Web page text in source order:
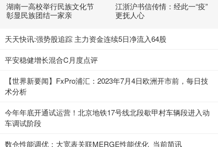
湖南一高校举行民族文化节
彰显民族团结一家亲
江浙沪书信传情：经此一“疫”
更抚人心
天天快讯:强势股追踪 主力资金连续5日净流入64股
平安稳健增长混合C月度点评
【世界新要闻】FxPro浦汇：2023年7月4日欧洲开市前，每日技
术分析
今年年底开通试运营！北京地铁17号线北段歇甲村车辆段进入动
车调试阶段
数仓性能调优：大宽表关联MERGE性能优化_当前简讯